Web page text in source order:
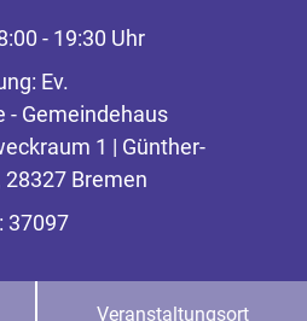
- 19:30 Uhr
Ev.
- Gemeindehaus
1 | Günther-
Bremen
37097
Veranstaltungsort